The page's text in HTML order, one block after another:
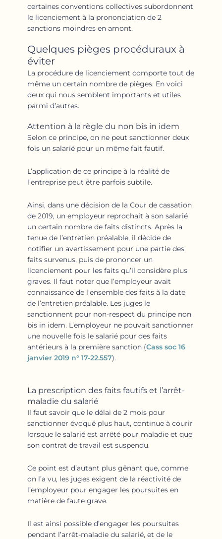
certaines conventions collectives subordonnent
le licenciement à la prononciation de 2
sanctions moindres en amont.
Quelques pièges procéduraux à
éviter
La procédure de licenciement comporte tout de
même un certain nombre de pièges. En voici
deux qui nous semblent importants et utiles
parmi d’autres.
Attention à la règle du non bis in idem
Selon ce principe, on ne peut sanctionner deux
fois un salarié pour un même fait fautif.
L’application de ce principe à la réalité de
l’entreprise peut être parfois subtile.
Ainsi, dans une décision de la Cour de cassation
de 2019, un employeur reprochait à son salarié
un certain nombre de faits distincts. Après la
tenue de l’entretien préalable, il décide de
notifier un avertissement pour une partie des
faits survenus, puis de prononcer un
licenciement pour les faits qu’il considère plus
graves. Il faut noter que l’employeur avait
connaissance de l’ensemble des faits à la date
de l’entretien préalable. Les juges le
sanctionnent pour non-respect du principe non
bis in idem. L’employeur ne pouvait sanctionner
une nouvelle fois le salarié pour des faits
antérieurs à la première sanction (Cass soc 16
janvier 2019 n° 17-22.557).
La prescription des faits fautifs et l’arrêt-
maladie du salarié
Il faut savoir que le délai de 2 mois pour
sanctionner évoqué plus haut, continue à courir
lorsque le salarié est arrêté pour maladie et que
son contrat de travail est suspendu.
Ce point est d’autant plus gênant que, comme
on l’a vu, les juges exigent de la réactivité de
l’employeur pour engager les poursuites en
matière de faute grave.
Il est ainsi possible d’engager les poursuites
pendant l’arrêt-maladie du salarié, et de le